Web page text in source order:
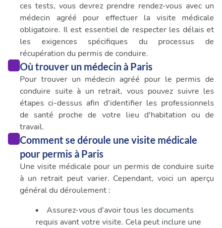
ces tests, vous devrez prendre rendez-vous avec un
médecin agréé pour effectuer la visite médicale
obligatoire. Il est essentiel de respecter les délais et
les exigences spécifiques du processus de
récupération du permis de conduire.
Où trouver un médecin à Paris
Pour trouver un médecin agréé pour le permis de
conduire suite à un retrait, vous pouvez suivre les
étapes ci-dessus afin d'identifier les professionnels
de santé proche de votre lieu d'habitation ou de
travail.
Comment se déroule une visite médicale
pour permis à Paris
Une visite médicale pour un permis de conduire suite
à un retrait peut varier. Cependant, voici un aperçu
général du déroulement :
Assurez-vous d'avoir tous les documents
requis avant votre visite. Cela peut inclure une